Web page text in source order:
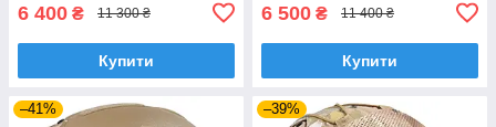
6 400 ₴ 11 300 ₴
Купити
6 500 ₴ 11 400 ₴
Купити
–41% –39%